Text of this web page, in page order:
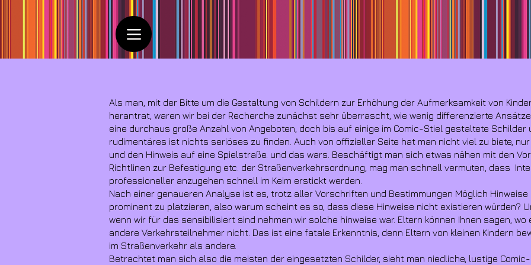
Als man, mit der Bitte um die Gestaltung von Schildern zur Erhöhung der Aufmerksamkeit von
herantrat, waren wir bei der Recherche zunächst sehr überrascht, wie wenig differenzierte
eine durchaus große Anzahl von Angeboten, doch bis auf einige im Comic-Stiel gestaltete
rudimentäres ist nichts seriöses zu finden. Auch von offizieller Seite hat man nicht viel zu biete,
und den Hinweis auf eine Spielstraße. und das wars. Beschäftigt man sich etwas nähen mit den
Richtlinen zur Befestigung etc. der Straßenverkehrsordnung, mag man schnell vermuten, dass
professioneller anzugehen schnell im Keim erstickt werden.
Nach einer genaueren Analyse ist es, trotz aller Vorschriften und Bestimmungen Möglich
prominent zu platzieren, also warum scheint es so, dass diese Hinweise nicht existieren würden?
wenn wir für das sensibilisiert sind nehmen wir solche hinweise war. Eltern können Ihnen sagen,
andere Verkehrsteilnehmer nicht. Das ist eine fatale Erkenntnis, denn Eltern von kleinen Kindern
im Straßenverkehr als andere.
Betrachtet man sich also die meisten der eingesetzten Schilder, sieht man niedliche, lustige